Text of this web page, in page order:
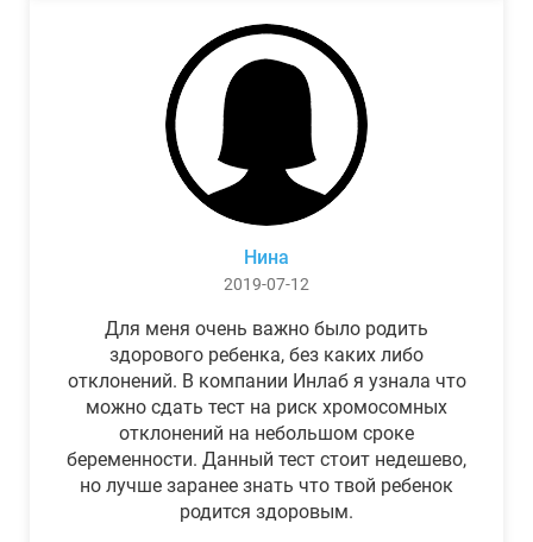
Нина
2019-07-12
Для меня очень важно было родить
здорового ребенка, без каких либо
отклонений. В компании Инлаб я узнала что
можно сдать тест на риск хромосомных
отклонений на небольшом сроке
беременности. Данный тест стоит недешево,
но лучше заранее знать что твой ребенок
родится здоровым.